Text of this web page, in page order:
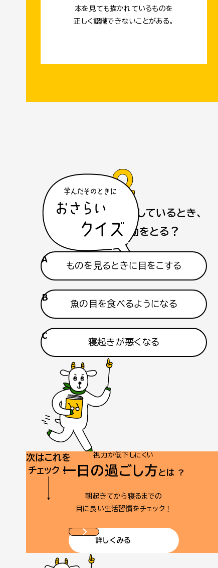
本を見ても描かれているものを
正しく認識できないことがある。
子どもの視力が低下しているとき、
どのような行動をとる？
A
ものを見るときに目をこする
B
魚の目を食べるようになる
C
寝起きが悪くなる
正解はA!
視力低下のサインは、
次はこれを
チェック！
視力が低下しにくい
一日の過ごし方とは ?
朝起きてから寝るまでの
目に良い生活習慣をチェック！
詳しくみる